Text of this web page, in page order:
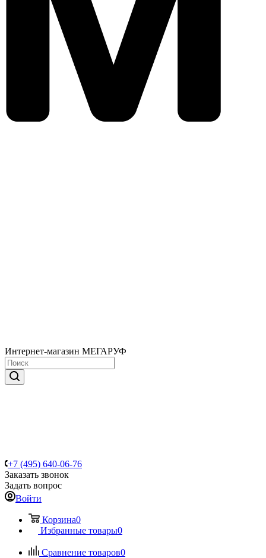
Интернет-магазин МЕГАРУФ
+7 (495) 640-06-76
Заказать звонок
Задать вопрос
Войти
Корзина0
Избранные товары0
Сравнение товаров0